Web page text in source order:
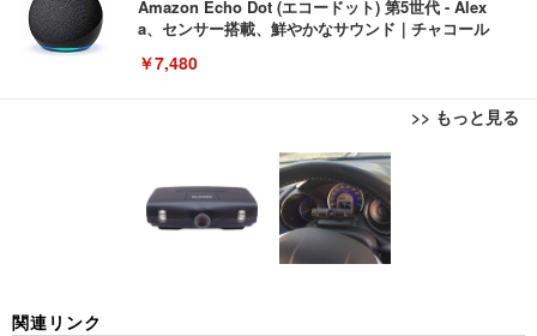
Amazon Echo Dot (エコードット) 第5世代 - Alex
a、センサー搭載、鮮やかなサウンド｜チャコール
￥7,480
>> もっと見る
[EdoErgo] オフィスチェア 椅子 テレワーク 疲れな
い 跳ね上げ式アームレスト コンパクト 約105度ロッ
キング pc 事務椅子 360度回転 座面昇降 強化ナイロ
ン樹脂ベース 通気性メッシュ 在宅ワーク H-WY01
EIZO ビジネス向けプレミアムモニター | FlexScan
EV3240X-WT | 31.5型4K UHD・USB Type-C・ホワ
イト
Amazonベーシック ペットシーツ 薄型 レギュラー 1
回使い捨て 無香料 ホワイト 300枚
￥3,373
関連リンク